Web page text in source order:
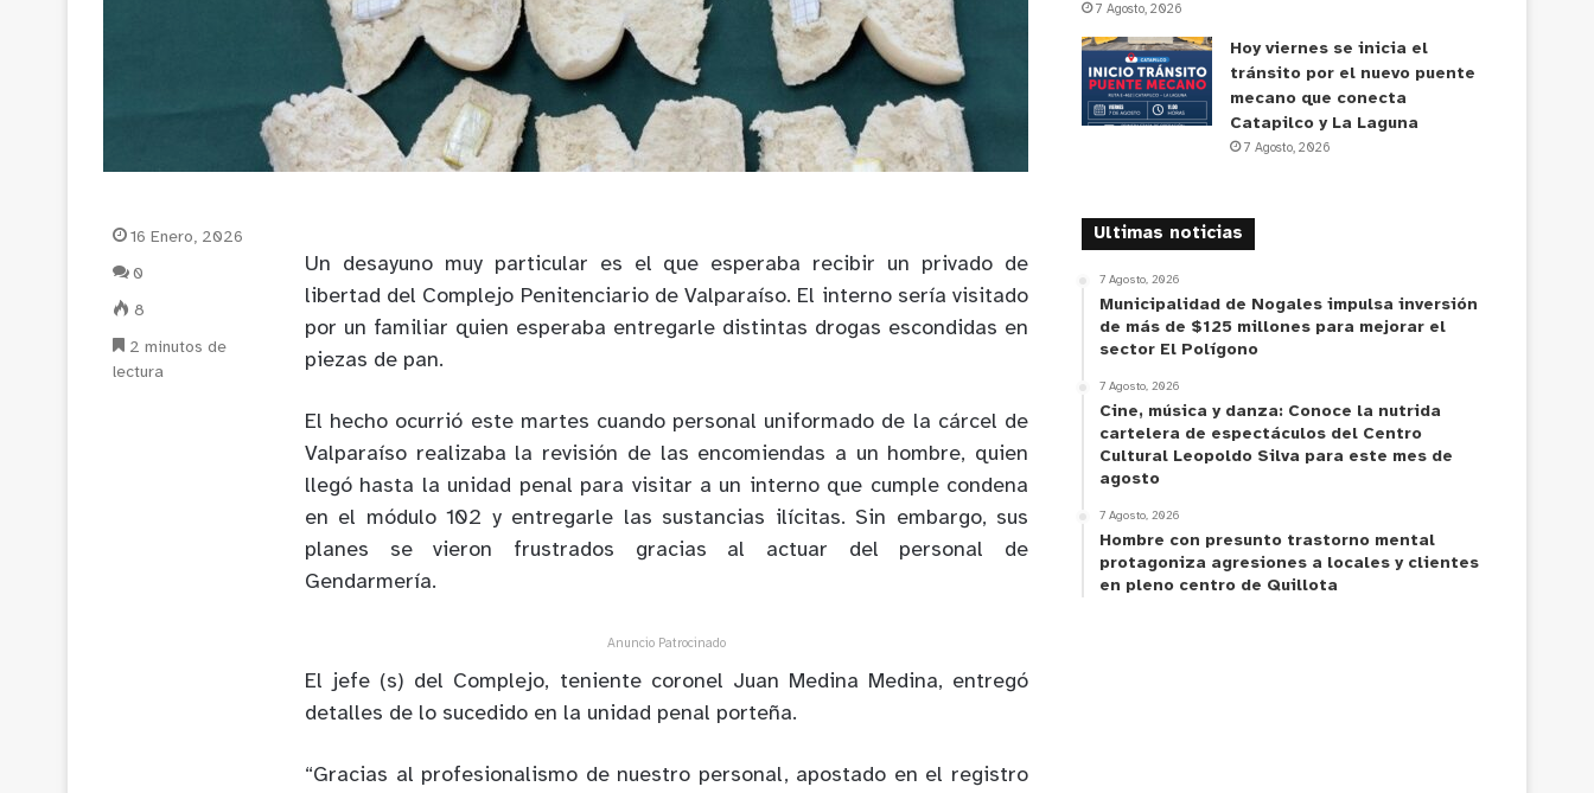
Un desayuno muy particular es el que esperaba recibir un privado de
libertad del Complejo Penitenciario de Valparaíso. El interno sería visitado
por un familiar quien esperaba entregarle distintas drogas escondidas en
piezas de pan.
El hecho ocurrió este martes cuando personal uniformado de la cárcel de
Valparaíso realizaba la revisión de las encomiendas a un hombre, quien
llegó hasta la unidad penal para visitar a un interno que cumple condena
en el módulo 102 y entregarle las sustancias ilícitas. Sin embargo, sus
planes se vieron frustrados gracias al actuar del personal de
Gendarmería.
Anuncio Patrocinado
El jefe (s) del Complejo, teniente coronel Juan Medina Medina, entregó
detalles de lo sucedido en la unidad penal porteña.
“Gracias al profesionalismo de nuestro personal, apostado en el registro
16 Enero, 2026
0
8
2 minutos de
lectura
7 Agosto, 2026
Hoy viernes se inicia el
tránsito por el nuevo puente
mecano que conecta
Catapilco y La Laguna
7 Agosto, 2026
Ultimas noticias
7 Agosto, 2026
Municipalidad de Nogales impulsa inversión
de más de $125 millones para mejorar el
sector El Polígono
7 Agosto, 2026
Cine, música y danza: Conoce la nutrida
cartelera de espectáculos del Centro
Cultural Leopoldo Silva para este mes de
agosto
7 Agosto, 2026
Hombre con presunto trastorno mental
protagoniza agresiones a locales y clientes
en pleno centro de Quillota